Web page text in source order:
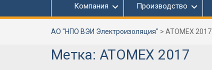
Компания Производство
АО "НПО ВЭИ Электроизоляция" > ATOMEX 2017
Метка: ATOMEX 2017